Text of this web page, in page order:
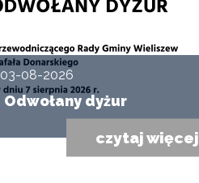
03-08-2026
Odwołany dyżur
czytaj więcej